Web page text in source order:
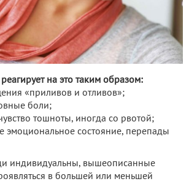
на это таким образом:
«приливов и отливов»;
боли;
тошноты, иногда со рвотой;
эмоциональное состояние, перепады
индивидуальны, вышеописанные
в большей или меньшей